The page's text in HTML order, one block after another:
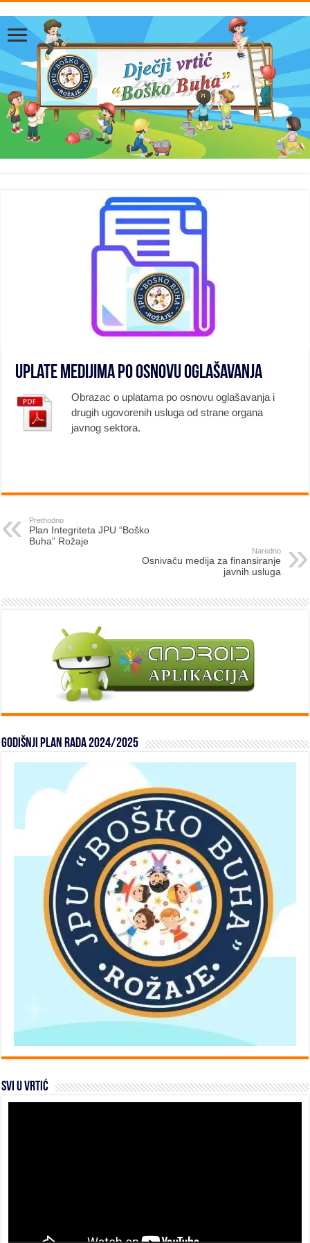
Uplate medijima po osnovu oglašavanja
Obrazac o uplatama po osnovu oglašavanja i
drugih ugovorenih usluga od strane organa
javnog sektora.
Prethodno
Plan Integriteta JPU “Boško
Buha” Rožaje
Naredno
Osnivaču medija za finansiranje
javnih usluga
Godišnji plan rada 2024/2025
SVI U VRTIĆ